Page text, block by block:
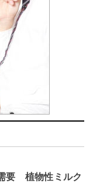
要 植物性ミルク